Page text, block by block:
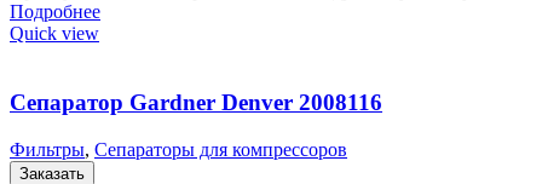
Подробнее
Quick view
Сепаратор Gardner Denver 2008116
Фильтры, Сепараторы для компрессоров
Заказать